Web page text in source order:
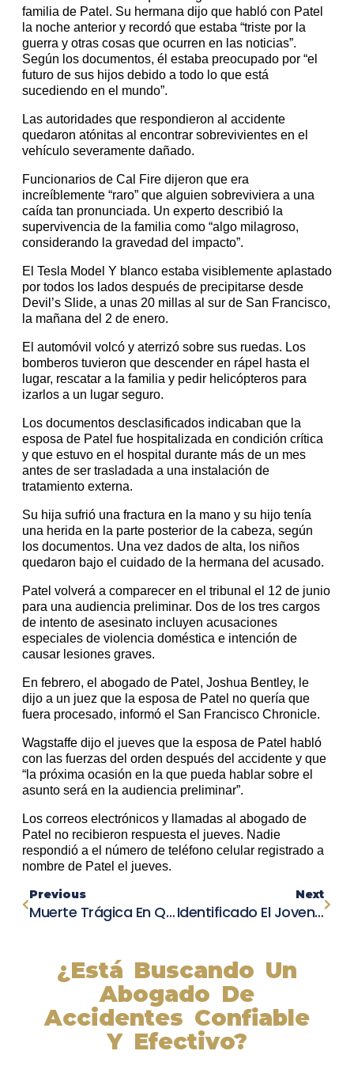
familia de Patel. Su hermana dijo que habló con Patel
la noche anterior y recordó que estaba “triste por la
guerra y otras cosas que ocurren en las noticias”.
Según los documentos, él estaba preocupado por “el
futuro de sus hijos debido a todo lo que está
sucediendo en el mundo”.
Las autoridades que respondieron al accidente
quedaron atónitas al encontrar sobrevivientes en el
vehículo severamente dañado.
Funcionarios de Cal Fire dijeron que era
increíblemente “raro” que alguien sobreviviera a una
caída tan pronunciada. Un experto describió la
supervivencia de la familia como “algo milagroso,
considerando la gravedad del impacto”.
El Tesla Model Y blanco estaba visiblemente aplastado
por todos los lados después de precipitarse desde
Devil’s Slide, a unas 20 millas al sur de San Francisco,
la mañana del 2 de enero.
El automóvil volcó y aterrizó sobre sus ruedas. Los
bomberos tuvieron que descender en rápel hasta el
lugar, rescatar a la familia y pedir helicópteros para
izarlos a un lugar seguro.
Los documentos desclasificados indicaban que la
esposa de Patel fue hospitalizada en condición crítica
y que estuvo en el hospital durante más de un mes
antes de ser trasladada a una instalación de
tratamiento externa.
Su hija sufrió una fractura en la mano y su hijo tenía
una herida en la parte posterior de la cabeza, según
los documentos. Una vez dados de alta, los niños
quedaron bajo el cuidado de la hermana del acusado.
Patel volverá a comparecer en el tribunal el 12 de junio
para una audiencia preliminar. Dos de los tres cargos
de intento de asesinato incluyen acusaciones
especiales de violencia doméstica e intención de
causar lesiones graves.
En febrero, el abogado de Patel, Joshua Bentley, le
dijo a un juez que la esposa de Patel no quería que
fuera procesado, informó el San Francisco Chronicle.
Wagstaffe dijo el jueves que la esposa de Patel habló
con las fuerzas del orden después del accidente y que
“la próxima ocasión en la que pueda hablar sobre el
asunto será en la audiencia preliminar”.
Los correos electrónicos y llamadas al abogado de
Patel no recibieron respuesta el jueves. Nadie
respondió a el número de teléfono celular registrado a
nombre de Patel el jueves.
Previous
Muerte Trágica En Queens: Adolescente De 14 Años Pierde La Vida En Accidente Automovilístico
Next
Identificado El Joven Fallecido En Un Choque Múltiple En La Avenida Union
¿Está Buscando Un
Abogado De
Accidentes Confiable
Y Efectivo?